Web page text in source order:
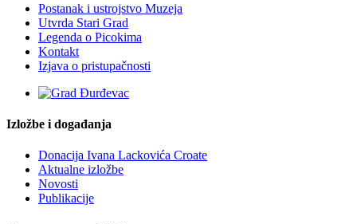
Postanak i ustrojstvo Muzeja
Utvrda Stari Grad
Legenda o Picokima
Kontakt
Izjava o pristupačnosti
Izložbe i događanja
Donacija Ivana Lackovića Croate
Aktualne izložbe
Novosti
Publikacije